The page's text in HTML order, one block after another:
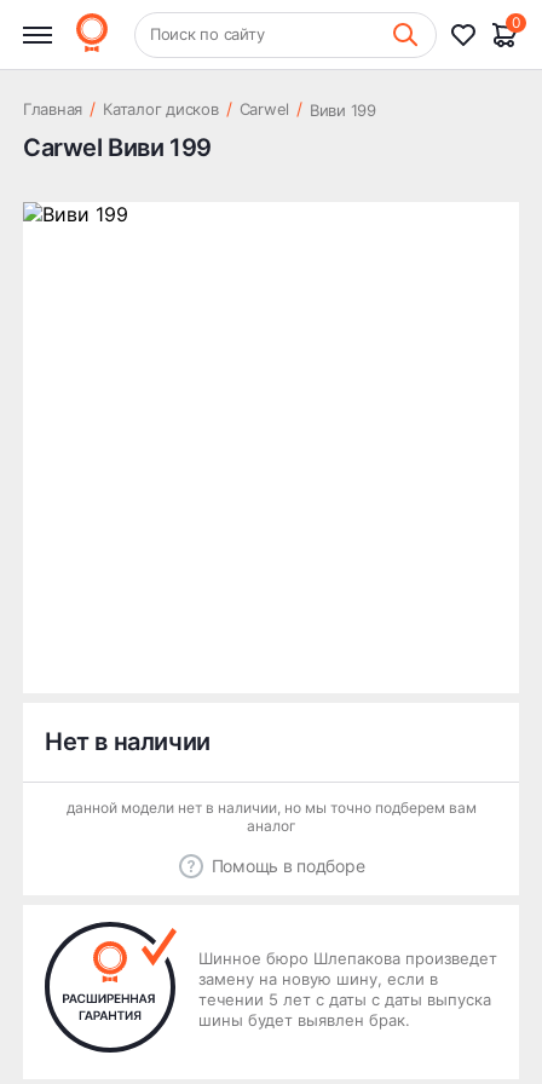
+7 (831) 261-35-35 Шиномонтаж
Поиск по сайту
0
Главная / Каталог дисков / Carwel / Виви 199
Carwel Виви 199
Нет в наличии
данной модели нет в наличии, но мы точно подберем вам
аналог
Помощь в подборе
Шинное бюро Шлепакова произведет
замену на новую шину, если в
течении 5 лет с даты с даты выпуска
шины будет выявлен брак.